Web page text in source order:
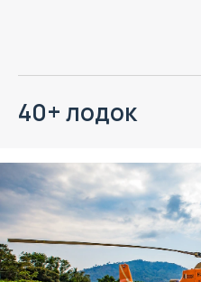
40+ лодок